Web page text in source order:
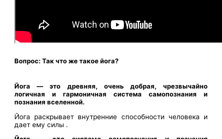
Вопрос: Так что же такое йога?
Йога — это древняя, очень добрая, чрезвычайно
логичная и гармоничная система самопознания и
познания вселенной.
Йога раскрывает внутренние способности человека и
дает ему силы .